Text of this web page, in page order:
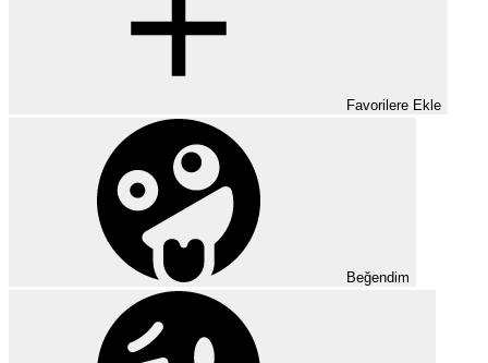
Favorilere Ekle
Beğendim